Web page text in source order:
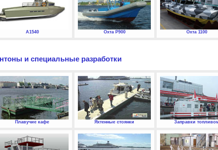
А1540 Охта P900 Охта 1100
и специальные разработки
Плавучие кафе Яхтенные стоянки Заправки